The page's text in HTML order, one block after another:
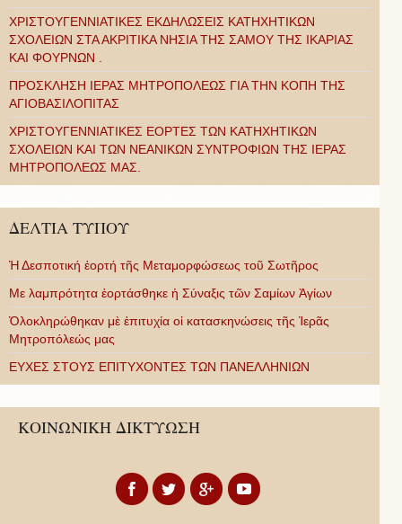
ΧΡΙΣΤΟΥΓΕΝΝΙΑΤΙΚΕΣ ΕΚΔΗΛΩΣΕΙΣ ΚΑΤΗΧΗΤΙΚΩΝ
ΣΧΟΛΕΙΩΝ ΣΤΑ ΑΚΡΙΤΙΚΑ ΝΗΣΙΑ ΤΗΣ ΣΑΜΟΥ ΤΗΣ ΙΚΑΡΙΑΣ
ΚΑΙ ΦΟΥΡΝΩΝ .
ΠΡΟΣΚΛΗΣΗ ΙΕΡΑΣ ΜΗΤΡΟΠΟΛΕΩΣ ΓΙΑ ΤΗΝ ΚΟΠΗ ΤΗΣ
ΑΓΙΟΒΑΣΙΛΟΠΙΤΑΣ
ΧΡΙΣΤΟΥΓΕΝΝΙΑΤΙΚΕΣ ΕΟΡΤΕΣ ΤΩΝ ΚΑΤΗΧΗΤΙΚΩΝ
ΣΧΟΛΕΙΩΝ ΚΑΙ ΤΩΝ ΝΕΑΝΙΚΩΝ ΣΥΝΤΡΟΦΙΩΝ ΤΗΣ ΙΕΡΑΣ
ΜΗΤΡΟΠΟΛΕΩΣ ΜΑΣ.
ΔΕΛΤΙΑ ΤΥΠΟΥ
Ἡ Δεσποτική ἑορτή τῆς Μεταμορφώσεως τοῦ Σωτῆρος
Με λαμπρότητα ἑορτάσθηκε ἡ Σύναξις τῶν Σαμίων Ἁγίων
Ὁλοκληρώθηκαν μὲ ἐπιτυχία οἱ κατασκηνώσεις τῆς Ἱερᾶς
Μητροπόλεώς μας
ΕΥΧΕΣ ΣΤΟΥΣ ΕΠΙΤΥΧΟΝΤΕΣ ΤΩΝ ΠΑΝΕΛΛΗΝΙΩΝ
ΚΟΙΝΩΝΙΚΗ ΔΙΚΤΥΩΣΗ